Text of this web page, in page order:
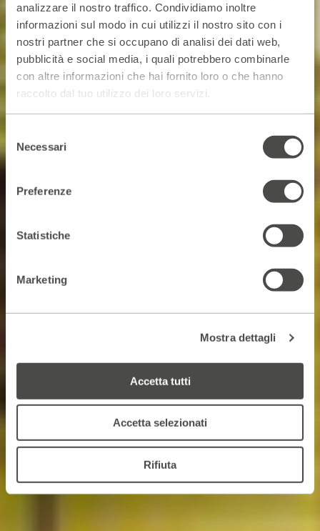
analizzare il nostro traffico. Condividiamo inoltre
informazioni sul modo in cui utilizzi il nostro sito con i
nostri partner che si occupano di analisi dei dati web,
pubblicità e social media, i quali potrebbero combinarle
con altre informazioni che hai fornito loro o che hanno
raccolto dal tuo utilizzo dei loro servizi.
del
consenso
Necessari
Preferenze
Statistiche
Marketing
Mostra dettagli
Accetta tutti
Accetta selezionati
Rifiuta